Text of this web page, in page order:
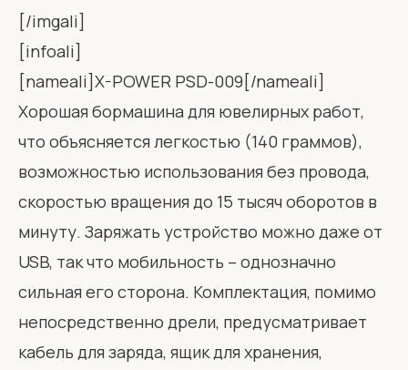
[/imgali]
[infoali]
[nameali]X-POWER PSD-009[/nameali]
Хорошая бормашина для ювелирных работ,
что объясняется легкостью (140 граммов),
возможностью использования без провода,
скоростью вращения до 15 тысяч оборотов в
минуту. Заряжать устройство можно даже от
USB, так что мобильность – однозначно
сильная его сторона. Комплектация, помимо
непосредственно дрели, предусматривает
кабель для заряда, ящик для хранения,